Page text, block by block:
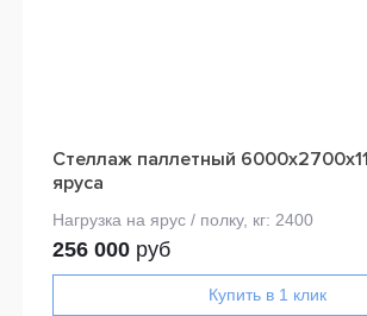
Стеллаж паллетный
яруса
256 000 руб